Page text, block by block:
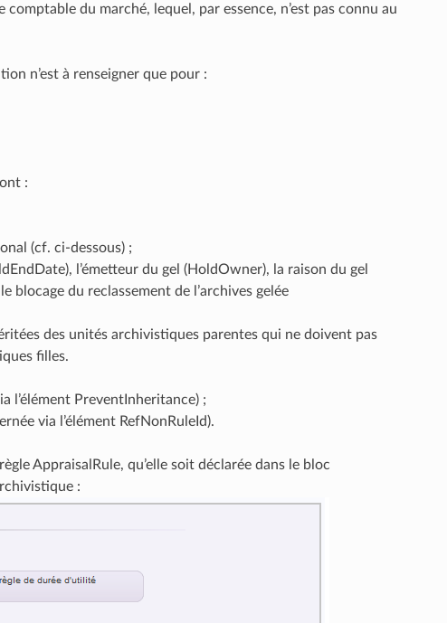
du marché, lequel, par essence, n’est pas connu au
n’est à renseigner que pour :
:
(cf. ci-dessous) ;
l’émetteur du gel (HoldOwner), la raison du gel
blocage du reclassement de l’archives gelée
des unités archivistiques parentes qui ne doivent pas
filles.
l’élément PreventInheritance) ;
via l’élément RefNonRuleId).
AppraisalRule, qu’elle soit déclarée dans le bloc
: